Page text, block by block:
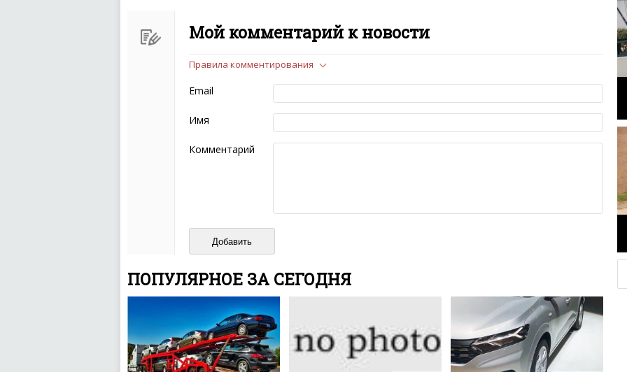
Мой комментарий к новости
Чтобы ваш комментарий был опубликован на сайте, вам нужно придерживаться
следующих правил:
Комментарий не может быть слишком короткой — избегайте односложных и чисто
эмоциональных высказываний.
Не стоит отклоняться от предмета обсуждения.
Пожалуйста, не используйте в комментарие оскорбления и нецензурную лексику, а
также призывы к насилию и высказывания, направленные на разжигание расовой,
Не размещайте рекламу!
И запаситесь терпением, все комментарии публикуются только после модерации, поэтому
ваш отзыв может появиться на сайте с некоторым опозданием.
Правила комментирования
Email
Имя
Комментарий
ПОПУЛЯРНОЕ ЗА СЕГОДНЯ